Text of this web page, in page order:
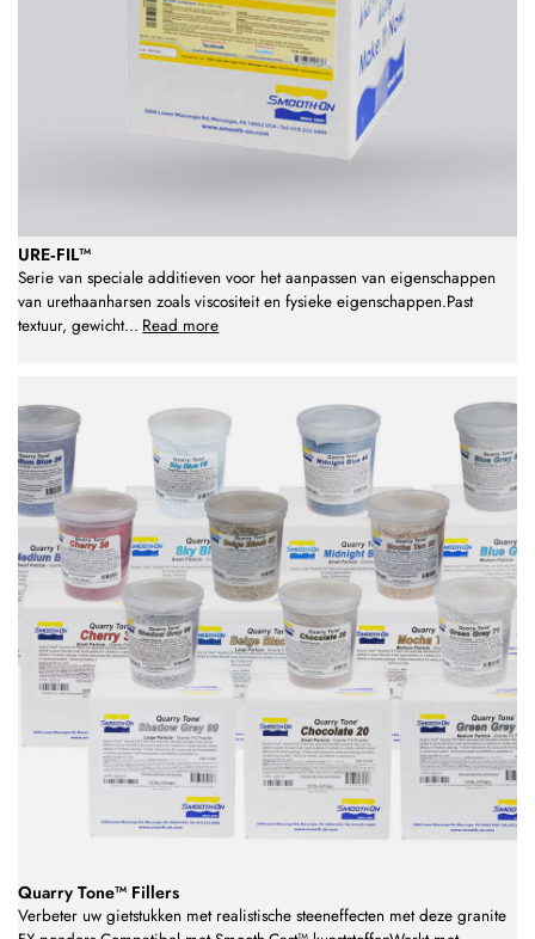
URE‑FIL™
Serie van speciale additieven voor het aanpassen van eigenschappen
van urethaanharsen zoals viscositeit en fysieke eigenschappen.Past
textuur, gewicht... Read more
Quarry Tone™ Fillers
Verbeter uw gietstukken met realistische steeneffecten met deze granite